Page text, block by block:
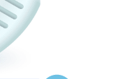
ГОДНОСТИ